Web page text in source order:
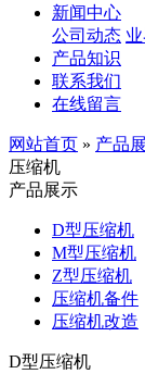
新闻中心
公司动态
产品知识
联系我们
在线留言
网站首页 » 产品
压缩机
产品展示
D型压缩机
M型压缩机
Z型压缩机
压缩机备件
压缩机改造
D型压缩机